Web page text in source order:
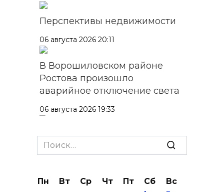
Перспективы недвижимости
06 августа 2026 20:11
В Ворошиловском районе
Ростова произошло
аварийное отключение света
06 августа 2026 19:33
Шахбокс, падел и пилон: в
Ростовской области
Search
for:
Пн Вт Ср Чт Пт Сб
Вс